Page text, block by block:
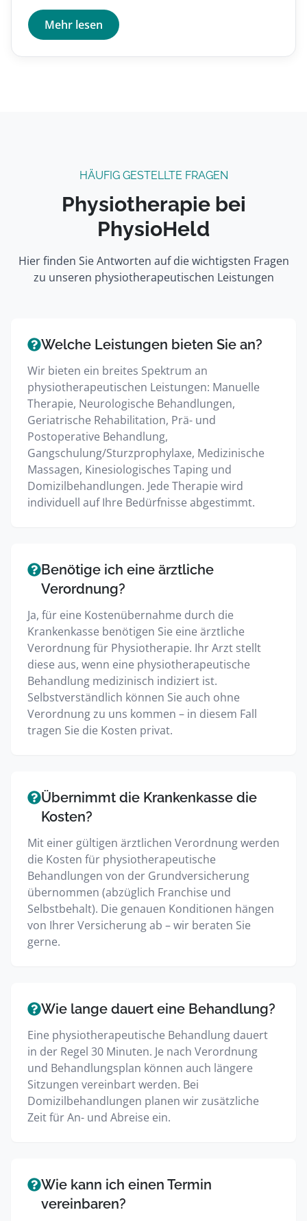
Mehr lesen
HÄUFIG GESTELLTE FRAGEN
Physiotherapie bei
PhysioHeld
Hier finden Sie Antworten auf die wichtigsten Fragen
zu unseren physiotherapeutischen Leistungen
Welche Leistungen bieten Sie an?
Wir bieten ein breites Spektrum an
physiotherapeutischen Leistungen: Manuelle
Therapie, Neurologische Behandlungen,
Geriatrische Rehabilitation, Prä- und
Postoperative Behandlung,
Gangschulung/Sturzprophylaxe, Medizinische
Massagen, Kinesiologisches Taping und
Domizilbehandlungen. Jede Therapie wird
individuell auf Ihre Bedürfnisse abgestimmt.
Benötige ich eine ärztliche
Verordnung?
Ja, für eine Kostenübernahme durch die
Krankenkasse benötigen Sie eine ärztliche
Verordnung für Physiotherapie. Ihr Arzt stellt
diese aus, wenn eine physiotherapeutische
Behandlung medizinisch indiziert ist.
Selbstverständlich können Sie auch ohne
Verordnung zu uns kommen – in diesem Fall
tragen Sie die Kosten privat.
Übernimmt die Krankenkasse die
Kosten?
Mit einer gültigen ärztlichen Verordnung werden
die Kosten für physiotherapeutische
Behandlungen von der Grundversicherung
übernommen (abzüglich Franchise und
Selbstbehalt). Die genauen Konditionen hängen
von Ihrer Versicherung ab – wir beraten Sie
gerne.
Wie lange dauert eine Behandlung?
Eine physiotherapeutische Behandlung dauert
in der Regel 30 Minuten. Je nach Verordnung
und Behandlungsplan können auch längere
Sitzungen vereinbart werden. Bei
Domizilbehandlungen planen wir zusätzliche
Zeit für An- und Abreise ein.
Wie kann ich einen Termin
vereinbaren?